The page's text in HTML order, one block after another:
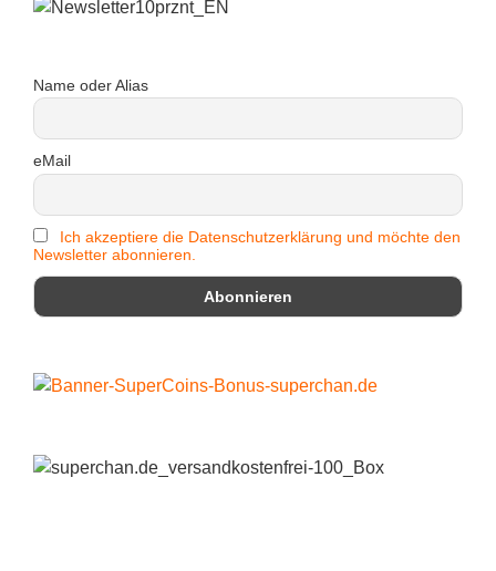
Name oder Alias
eMail
Ich akzeptiere die Datenschutzerklärung und möchte den
Newsletter abonnieren.